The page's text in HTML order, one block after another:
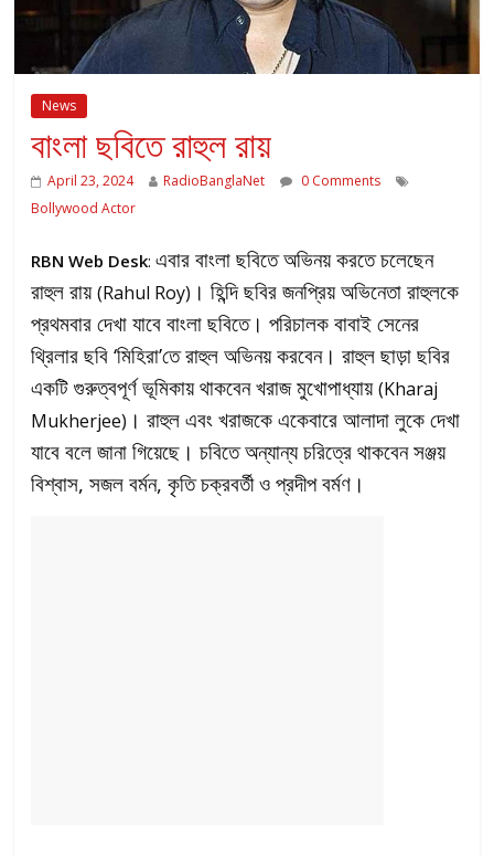
News
বাংলা ছবিতে রাহুল রায়
April 23, 2024 RadioBanglaNet
0 Comments
Bollywood Actor
RBN Web Desk:এবার বাংলা ছবিতে অভিনয় করতে চলেছেন
রাহুল রায়(Rahul Roy) । হিন্দি ছবির জনপ্রিয় অভিনেতা রাহুলকে
প্রথমবার দেখা যাবে বাংলা ছবিতে। পরিচালক বাবাই সেনের
থ্রিলার ছবি ‘মিহিরা’তে রাহুল অভিনয় করবেন। রাহুল ছাড়া ছবির
একটি গুরুত্বপূর্ণ ভূমিকায় থাকবেন খরাজ মুখোপাধ্যায়(Kharaj
Mukherjee) । রাহুল এবং খরাজকে একেবারে আলাদা লুকে দেখা
যাবে বলে জানা গিয়েছে। চবিতে অন্যান্য চরিত্রে থাকবেন সঞ্জয়
বিশ্বাস, সজল বর্মন, কৃতি চক্রবর্তী ও প্রদীপ বর্মণ।